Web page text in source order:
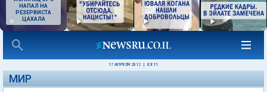
НАПАЛ НА
РЕЗЕРВИСТА
ЦАХАЛА
17 АПРЕЛЯ 2012 03:11
МИР